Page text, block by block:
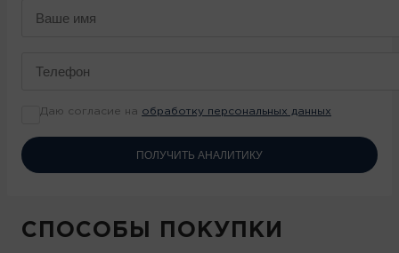
Даю согласие на обработку персональных данных
ПОЛУЧИТЬ АНАЛИТИКУ
СПОСОБЫ ПОКУПКИ